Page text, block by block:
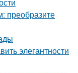
преобразите
элегантности